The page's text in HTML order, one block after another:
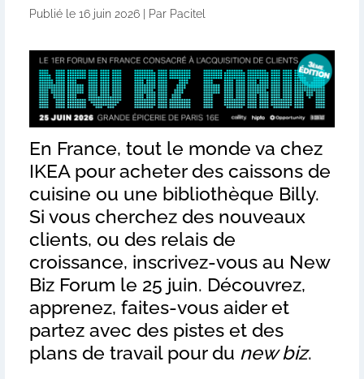
Publié le 16 juin 2026 | Par Pacitel
En France, tout le monde va chez
IKEA pour acheter des caissons de
cuisine ou une bibliothèque Billy.
Si vous cherchez des nouveaux
clients, ou des relais de
croissance, inscrivez-vous au New
Biz Forum le 25 juin. Découvrez,
apprenez, faites-vous aider et
partez avec des pistes et des
plans de travail pour du new biz.